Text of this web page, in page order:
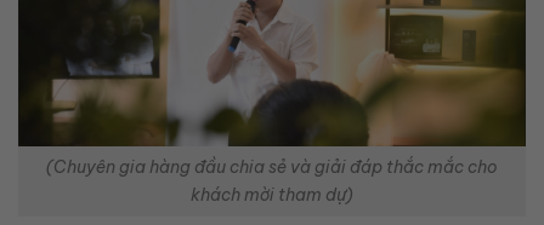
(Chuyên gia hàng đầu chia sẻ và giải đáp thắc mắc cho
khách mời tham dự)